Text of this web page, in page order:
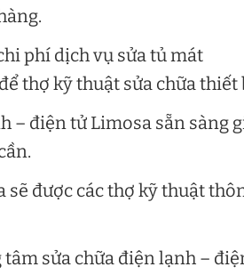
phí dịch vụ sửa tủ mát
thợ kỹ thuật sửa chữa thiết
– điện tử Limosa sẵn sàng
sẽ được các thợ kỹ thuật
sửa chữa điện lạnh –